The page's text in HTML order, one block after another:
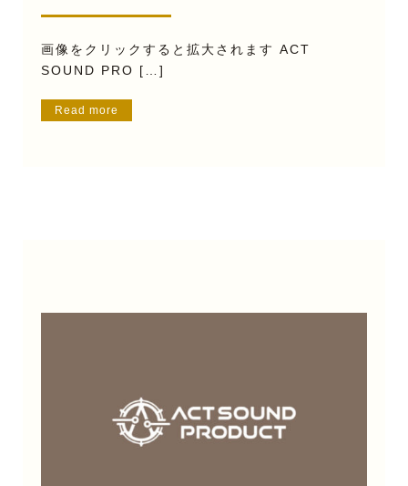
画像をクリックすると拡大されます ACT
SOUND PRO […]
Read more